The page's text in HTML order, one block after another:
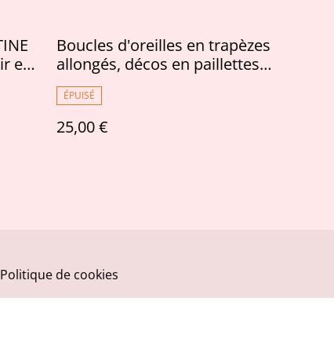
et
Boucles d'oreilles en trapèzes
allongés, décos en paillettes
dorées claires
ÉPUISÉ
25,00 €
Politique de cookies